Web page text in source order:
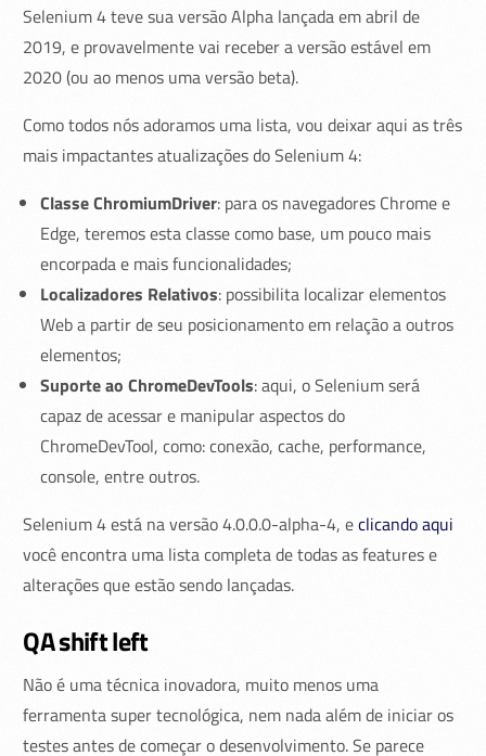
Selenium 4 teve sua versão Alpha lançada em abril de
2019, e provavelmente vai receber a versão estável em
2020 (ou ao menos uma versão beta).
Como todos nós adoramos uma lista, vou deixar aqui as três
mais impactantes atualizações do Selenium 4:
Classe ChromiumDriver: para os navegadores Chrome e
Edge, teremos esta classe como base, um pouco mais
encorpada e mais funcionalidades;
Localizadores Relativos: possibilita localizar elementos
Web a partir de seu posicionamento em relação a outros
elementos;
Suporte ao ChromeDevTools: aqui, o Selenium será
capaz de acessar e manipular aspectos do
ChromeDevTool, como: conexão, cache, performance,
console, entre outros.
Selenium 4 está na versão 4.0.0.0-alpha-4, eclicando aqui
você encontra uma lista completa de todas as features e
alterações que estão sendo lançadas.
QA shift left
Não é uma técnica inovadora, muito menos uma
ferramenta super tecnológica, nem nada além de iniciar os
testes antes de começar o desenvolvimento. Se parece